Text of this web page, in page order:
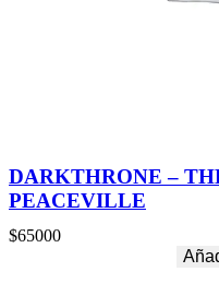
DARKTHRONE –
PEACEVILLE
$65000